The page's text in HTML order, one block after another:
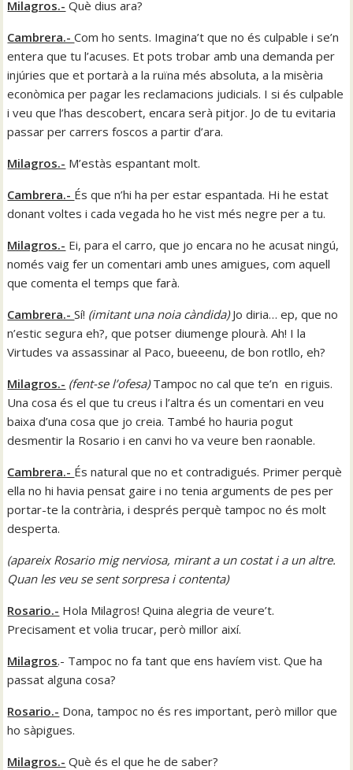
Milagros.- Què dius ara?
Cambrera.-Com ho sents. Imagina’t que no és culpable i se’n
entera que tu l’acuses. Et pots trobar amb una demanda per
injúries que et portarà a la ruïna més absoluta, a la misèria
econòmica per pagar les reclamacions judicials. I si és culpable
i veu que l’has descobert, encara serà pitjor. Jo de tu evitaria
passar per carrers foscos a partir d’ara.
Milagros.- M’estàs espantant molt.
Cambrera.- És que n’hi ha per estar espantada. Hi he estat
donant voltes i cada vegada ho he vist més negre per a tu.
Milagros.- Ei, para el carro, que jo encara no he acusat ningú,
només vaig fer un comentari amb unes amigues, com aquell
que comenta el temps que farà.
Cambrera.-Sí! (imitant una noia càndida)Jo diria… ep, que no
n’estic segura eh?, que potser diumenge plourà. Ah! I la
Virtudes va assassinar al Paco, bueeenu, de bon rotllo, eh?
Milagros.- (fent-se l’ofesa)Tampoc no cal que te’n en riguis.
Una cosa és el que tu creus i l’altra és un comentari en veu
baixa d’una cosa que jo creia. També ho hauria pogut
desmentir la Rosario i en canvi ho va veure ben raonable.
Cambrera.- És natural que no et contradigués. Primer perquè
ella no hi havia pensat gaire i no tenia arguments de pes per
portar-te la contrària, i després perquè tampoc no és molt
desperta.
(apareix Rosario mig nerviosa, mirant a un costat i a un altre.
Quan les veu se sent sorpresa i contenta)
Rosario.- Hola Milagros! Quina alegria de veure’t.
Precisament et volia trucar, però millor així.
Milagros.- Tampoc no fa tant que ens havíem vist. Que ha
passat alguna cosa?
Rosario.- Dona, tampoc no és res important, però millor que
ho sàpigues.
Milagros.- Què és el que he de saber?